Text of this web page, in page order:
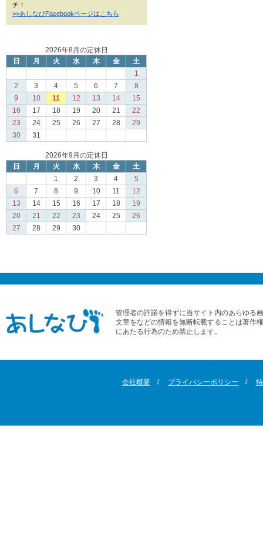
チ！
>>あしなびFacebookページはこちら
2026年8月の定休日
日
月 火 水 木 金
土
1
2
3 4 5 6 7
8
9
10 11 12 13 14
15
16
17 18 19 20 21
22
23
24 25 26 27 28
29
30
31
2026年9月の定休日
日
月 火 水 木 金
土
1
2 3 4
5
6
7 8 9 10 11
12
13
14 15 16 17 18
19
20
21 22 23 24 25
26
27
28 29 30
管理者の許諾を得ずに当サイト内のあらゆる
文章をなどの情報を無断転載することは著作
にあたる行為のため禁止します。
会社概要 プライバシーポリシー